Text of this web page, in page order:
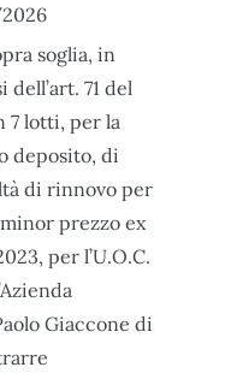
soglia, in
71 del
7 lotti, per la
deposito, di
di rinnovo per
prezzo ex
per l’U.O.C.
Giaccone di